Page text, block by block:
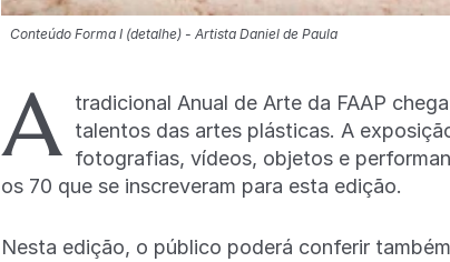
Conteúdo Forma I (detalhe) - Artista Daniel de Paula
A tradicional Anual de Arte da FAAP
talentos das artes plásticas. A
fotografias, vídeos, objetos e
os 70 que se inscreveram para esta edição.
Nesta edição, o público poderá conferir